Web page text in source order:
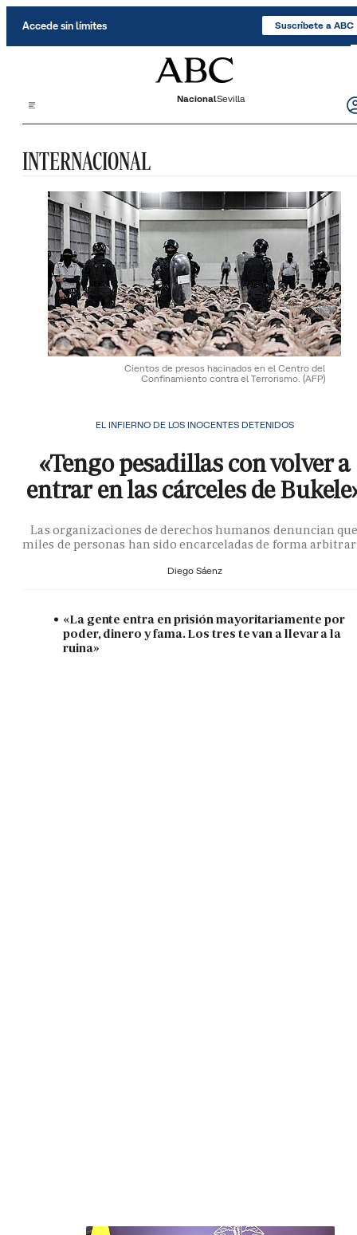
Accede sin límites Suscríbete a ABC
NacionalSevilla
INTERNACIONAL
Cientos de presos hacinados en el Centro del
Confinamiento contra el Terrorismo. (AFP)
EL INFIERNO DE LOS INOCENTES DETENIDOS
«Tengo pesadillas con volver a
entrar en las cárceles de
Las organizaciones de derechos humanos denuncian
miles de personas han sido encarceladas de forma
Diego Sáenz
«La gente entra en prisión mayoritariamente por
poder, dinero y fama. Los tres te van a llevar a la
ruina»